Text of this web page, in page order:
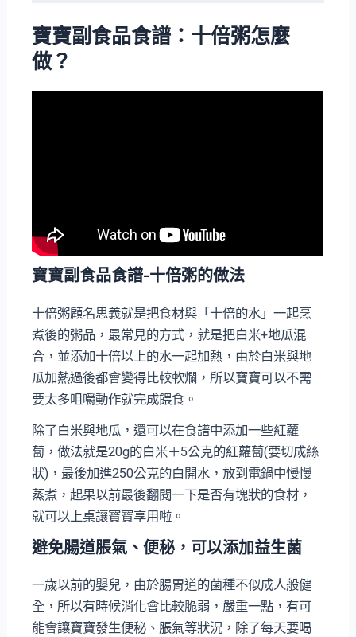
寶寶副食品食譜：十倍粥怎麼
做？
寶寶副食品食譜-十倍粥的做法
十倍粥顧名思義就是把食材與「十倍的水」一起烹
煮後的粥品，最常見的方式，就是把白米+地瓜混
合，並添加十倍以上的水一起加熱，由於白米與地
瓜加熱過後都會變得比較軟爛，所以寶寶可以不需
要太多咀嚼動作就完成餵食。
除了白米與地瓜，還可以在食譜中添加一些紅蘿
蔔，做法就是20g的白米＋5公克的紅蘿蔔(要切成絲
狀)，最後加進250公克的白開水，放到電鍋中慢慢
蒸煮，起果以前最後翻閱一下是否有塊狀的食材，
就可以上桌讓寶寶享用啦。
避免腸道脹氣、便秘，可以添加益生菌
一歲以前的嬰兒，由於腸胃道的菌種不似成人般健
全，所以有時候消化會比較脆弱，嚴重一點，有可
能會讓寶寶發生便秘、脹氣等狀況，除了每天要喝